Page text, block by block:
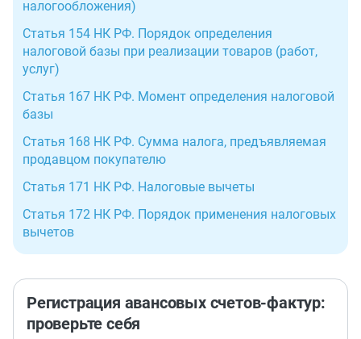
налогообложения)
Статья 154 НК РФ. Порядок определения
налоговой базы при реализации товаров (работ,
услуг)
Статья 167 НК РФ. Момент определения налоговой
базы
Статья 168 НК РФ. Сумма налога, предъявляемая
продавцом покупателю
Статья 171 НК РФ. Налоговые вычеты
Статья 172 НК РФ. Порядок применения налоговых
вычетов
Регистрация авансовых счетов-фактур:
проверьте себя